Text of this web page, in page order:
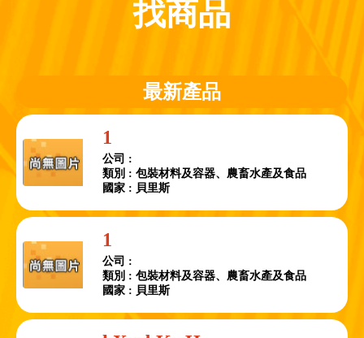
找商品
最新產品
1
公司 :
類別 : 包裝材料及容器、農畜水產及食品
國家 : 貝里斯
1
公司 :
類別 : 包裝材料及容器、農畜水產及食品
國家 : 貝里斯